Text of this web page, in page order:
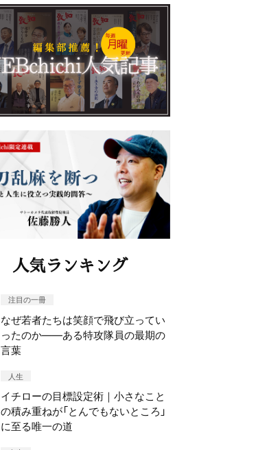
人気ランキング
注目の一冊
なぜ若者たちは笑顔で飛び立ってい
ったのか——ある特攻隊員の最期の
言葉
人生
イチローの目標設定術｜小さなこと
の積み重ねが「とんでもないところ」
に至る唯一の道